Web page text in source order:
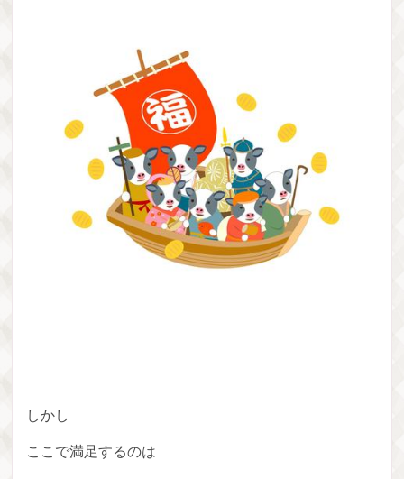
しかし
ここで満足するのは